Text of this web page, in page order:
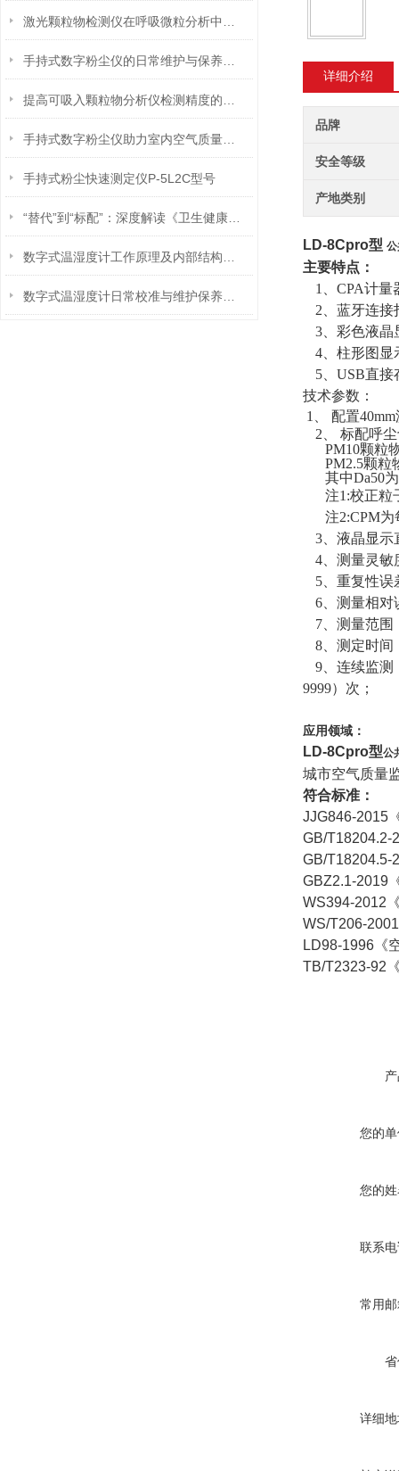
手持式粉尘快速测定仪P-5L2C型号
详细介绍
品牌
安全等级
产地类别
LD-8Cpro型
主要特点：
1、CPA计量
2、蓝牙连接
3、彩色液晶
4、柱形图显
5、USB直接
技术参数：
1、 配置
2、
标配呼
PM10颗粒
PM2.5颗粒
其中Da50
注1:校正粒
注2:CPM为
3、液晶显示
4、 测量灵敏
5、重复性误
6、 测量相对
7、测量范围
8、测定时间
9、连续监测
9999）次；
应用领域：
LD-8Cpro型公
城市空气质量
符合标准：
JJG846-2015
GB/T18204.2-
GB/T18204.5-
GBZ2.1-2019
WS394-2012
WS/T206-2001
LD98-1996 《
TB/T2323-92
您的
您的
联系
常用
详细